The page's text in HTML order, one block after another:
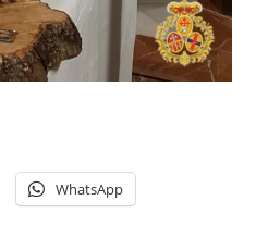
WhatsApp